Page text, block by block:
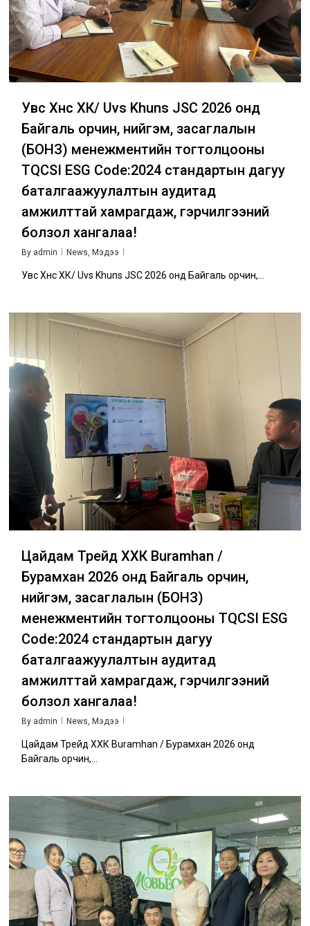
Увс Хүнс ХК/ Uvs Khuns JSC 2026 онд
Байгаль орчин, нийгэм, засаглалын
(БОНЗ) менежментийн тогтолцооны
TQCSI ESG Code:2024 стандартын дагуу
баталгаажуулалтын аудитад
амжилттай хамрагдаж, гэрчилгээний
болзол хангалаа!
By admin News ,Мэдээ
Увс Хүнс ХК/ Uvs Khuns JSC 2026 онд Байгаль орчин,...
Цайдам Трейд ХХК Buramhan /
Бурамхан 2026 онд Байгаль орчин,
нийгэм, засаглалын (БОНЗ)
менежментийн тогтолцооны TQCSI ESG
Code:2024 стандартын дагуу
баталгаажуулалтын аудитад
амжилттай хамрагдаж, гэрчилгээний
болзол хангалаа!
By admin News, Мэдээ
Цайдам Трейд ХХК Buramhan / Бурамхан 2026 онд
Байгаль орчин,...